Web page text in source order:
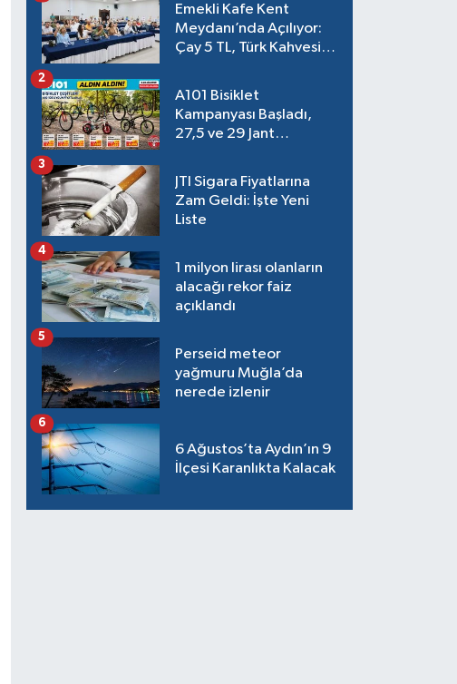
Emekli Kafe Kent
Meydanı’nda Açılıyor:
Çay 5 TL, Türk Kahvesi
A101 Bisiklet
Kampanyası Başladı,
27,5 ve 29 Jant
2
JTI Sigara Fiyatlarına
Zam Geldi: İşte Yeni
Liste
3
1 milyon lirası olanların
alacağı rekor faiz
açıklandı
4
Perseid meteor
yağmuru Muğla’da
nerede izlenir
5
6 Ağustos’ta Aydın’ın 9
İlçesi Karanlıkta Kalacak
6